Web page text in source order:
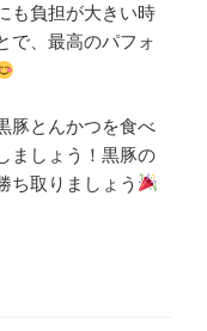
も負担が大きい時
で、最高のパフォ
豚とんかつを食べ
ましょう！黒豚の
ち取りましょう